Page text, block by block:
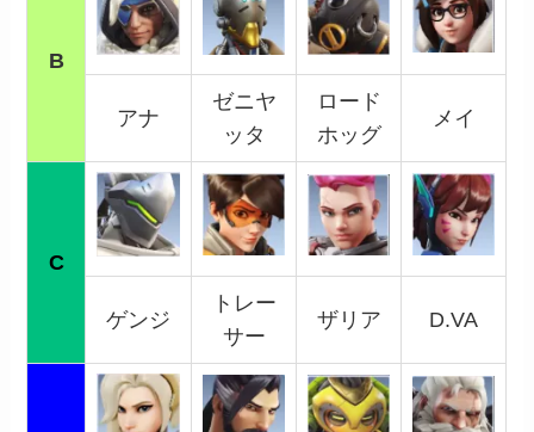
B
アナ
ゼニヤ
ッタ
ロード
ホッグ
メイ
C
ゲンジ
トレー
サー
ザリア D.VA